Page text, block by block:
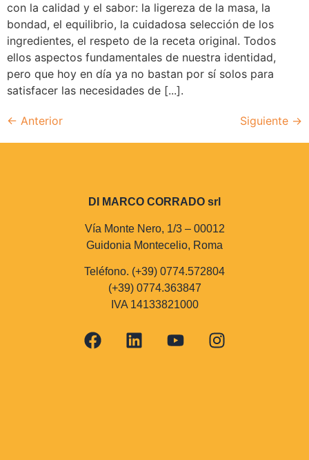
con la calidad y el sabor: la ligereza de la masa, la
bondad, el equilibrio, la cuidadosa selección de los
ingredientes, el respeto de la receta original. Todos
ellos aspectos fundamentales de nuestra identidad,
pero que hoy en día ya no bastan por sí solos para
satisfacer las necesidades de [...].
← Anterior Siguiente →
DI MARCO CORRADO srl
Vía Monte Nero, 1/3 – 00012
Guidonia Montecelio, Roma
Teléfono. (+39) 0774.572804
(+39) 0774.363847
IVA 14133821000